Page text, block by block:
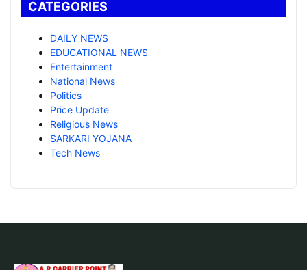
CATEGORIES
DAILY NEWS
EDUCATIONAL NEWS
Entertainment
National News
Politics
Price Update
Religious News
SARKARI YOJANA
Tech News